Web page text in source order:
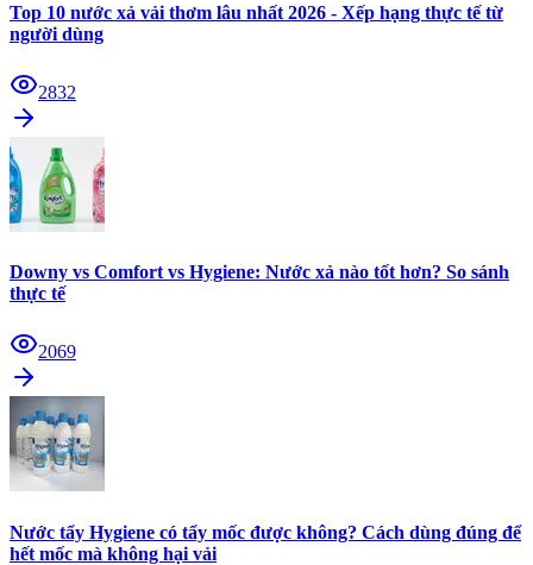
Top 10 nước xả vải thơm lâu nhất 2026 - Xếp hạng thực tế từ
người dùng
2832
Downy vs Comfort vs Hygiene: Nước xả nào tốt hơn? So sánh
thực tế
2069
Nước tẩy Hygiene có tẩy mốc được không? Cách dùng đúng để
hết mốc mà không hại vải